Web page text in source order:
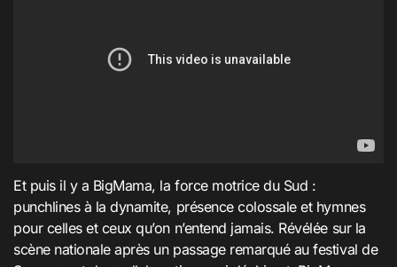
Et puis il y a BigMama, la force motrice du Sud :
punchlines à la dynamite, présence colossale et hymnes
pour celles et ceux qu’on n’entend jamais. Révélée sur la
scène nationale après un passage remarqué au festival de